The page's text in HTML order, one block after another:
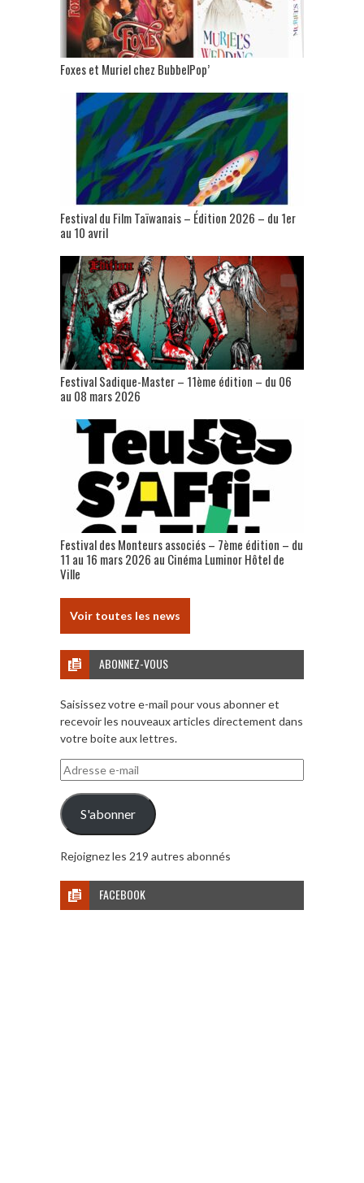
Foxes et Muriel chez BubbelPop’
Festival du Film Taïwanais – Édition 2026 – du 1er
au 10 avril
Festival Sadique-Master – 11ème édition – du 06
au 08 mars 2026
Festival des Monteurs associés – 7ème édition – du
11 au 16 mars 2026 au Cinéma Luminor Hôtel de
Ville
Voir toutes les news
ABONNEZ-VOUS
Saisissez votre e-mail pour vous abonner et
recevoir les nouveaux articles directement dans
votre boite aux lettres.
Adresse
e-
mail
S'abonner
Rejoignez les 219 autres abonnés
FACEBOOK